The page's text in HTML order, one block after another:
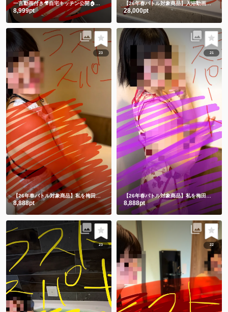
8,999pt
【26年春バトル対象商品】入浴動画㊙️チャイナドレスでLUSHバスボム💕生ぬぎ🫣
28,000pt
23
【26年春バトル対象商品】私を梅田に連れてって💕 何も隠れてない😂メイドだよー❤️
8,888pt
21
【26年春バトル対象商品】私を梅田に連れてって💗
8,888pt
23 22